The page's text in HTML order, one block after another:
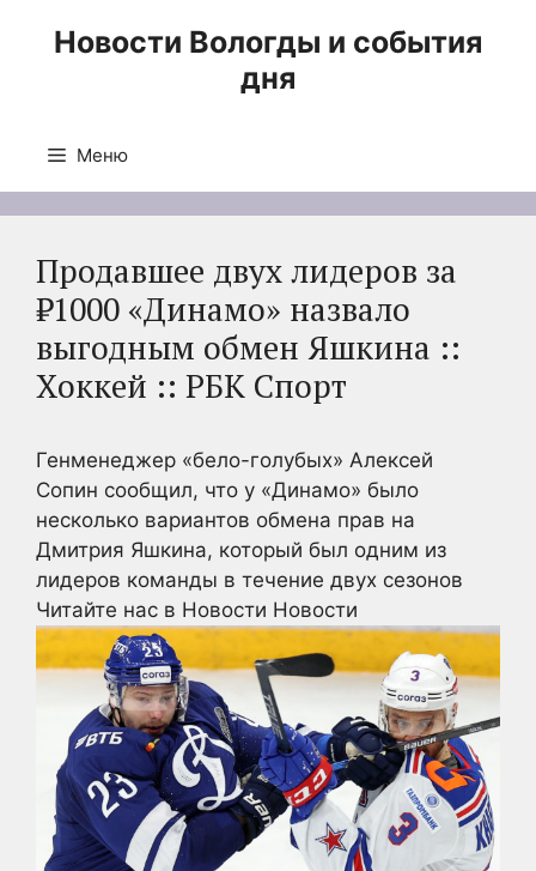
Новости Вологды и события
дня
Меню
Продавшее двух лидеров за
₽1000 «Динамо» назвало
выгодным обмен Яшкина ::
Хоккей :: РБК Спорт
Генменеджер «бело-голубых» Алексей
Сопин сообщил, что у «Динамо» было
несколько вариантов обмена прав на
Дмитрия Яшкина, который был одним из
лидеров команды в течение двух сезонов
Читайте нас в Новости Новости